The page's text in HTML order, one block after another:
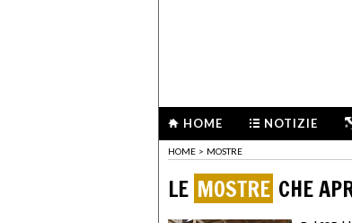
HOME NOTIZIE
HOME > MOSTRE
LE MOSTRE CHE